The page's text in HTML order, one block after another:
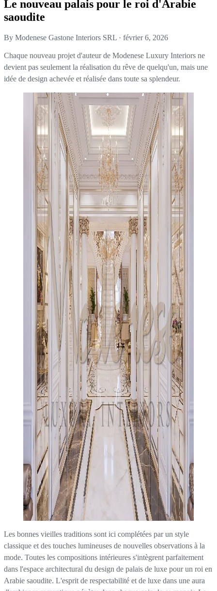
Le nouveau palais pour le roi d'Arabie
saoudite
By Modenese Gastone Interiors SRL · février 6, 2026
Chaque nouveau projet d'auteur de Modenese Luxury Interiors ne
devient pas seulement la réalisation du rêve de quelqu'un, mais une
idée de design achevée et réalisée dans toute sa splendeur.
Les bonnes vieilles traditions sont ici complétées par un style
classique et des touches lumineuses de nouvelles observations à la
mode. Toutes les compositions intérieures s'intègrent parfaitement
dans l'espace architectural du design de palais de luxe pour un roi en
Arabie saoudite. L'esprit de respectabilité et de luxe dans une aura